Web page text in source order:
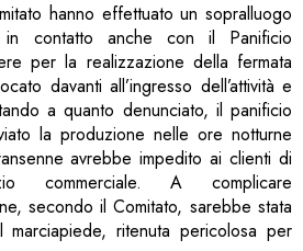
hanno effettuato un sopralluogo
contatto anche con il Panificio
per la realizzazione della fermata
davanti all’ingresso dell’attività e
a quanto denunciato, il panificio
la produzione nelle ore notturne
avrebbe impedito ai clienti di
commerciale. A complicare
secondo il Comitato, sarebbe stata
ritenuta pericolosa per